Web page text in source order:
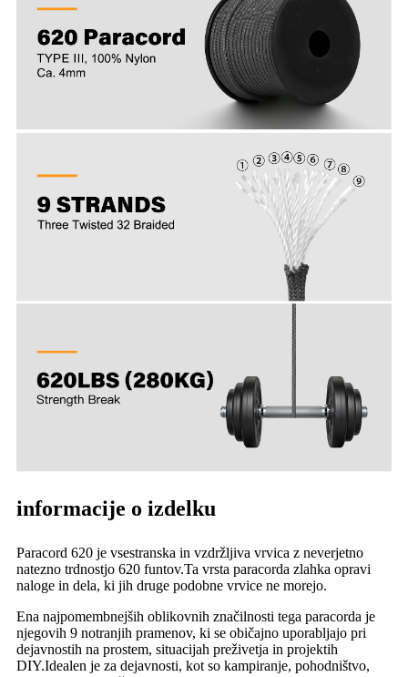
informacije o izdelku
Paracord 620 je vsestranska in vzdržljiva vrvica z neverjetno
natezno trdnostjo 620 funtov.Ta vrsta paracorda zlahka opravi
naloge in dela, ki jih druge podobne vrvice ne morejo.
Ena najpomembnejših oblikovnih značilnosti tega paracorda je
njegovih 9 notranjih pramenov, ki se običajno uporabljajo pri
dejavnostih na prostem, situacijah preživetja in projektih
DIY.Idealen je za dejavnosti, kot so kampiranje, pohodništvo,